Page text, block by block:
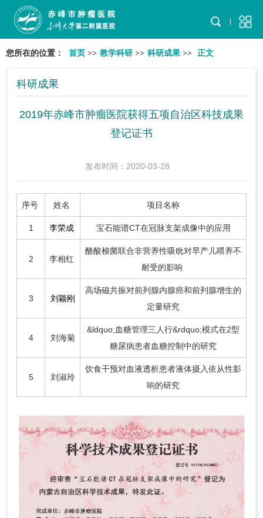
您所在的位置： 首页 >> 教学科研 >> 科研成果 >> 正文
科研成果
2019年赤峰市肿瘤医院获得五项自治区科技成果
登记证书
发布时间：2020-03-28
序号 姓名 项目名称
1 李荣成 宝石能谱CT在冠脉支架成像中的应用
2 李相红
酪酸梭菌联合非营养性吸吮对早产儿喂养不
耐受的影响
3 刘颖刚
高场磁共振对前列腺内腺癌和前列腺增生的
定量研究
4 刘海菊
&ldquo;血糖管理三人行&rdquo;模式在2型
糖尿病患者血糖控制中的研究
5 刘淑玲
饮食干预对血液透析患者液体摄入依从性影
响的研究